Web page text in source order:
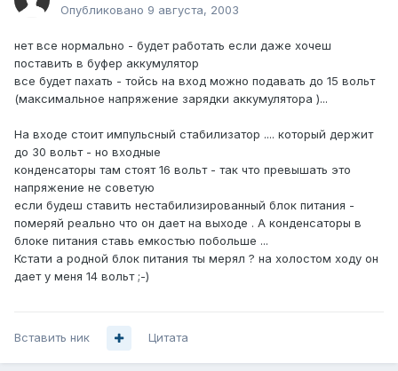
Опубликовано 9 августа, 2003
нет все нормально - будет работать если даже хочеш
поставить в буфер аккумулятор
все будет пахать - тойсь на вход можно подавать до 15 вольт
(максимальное напряжение зарядки аккумулятора )...
На входе стоит импульсный стабилизатор .... который держит
до 30 вольт - но входные
конденсаторы там стоят 16 вольт - так что превышать это
напряжение не советую
если будеш ставить нестабилизированный блок питания -
померяй реально что он дает на выходе . А конденсаторы в
блоке питания ставь емкостью побольше ...
Кстати а родной блок питания ты мерял ? на холостом ходу он
дает у меня 14 вольт ;-)
Вставить ник Цитата